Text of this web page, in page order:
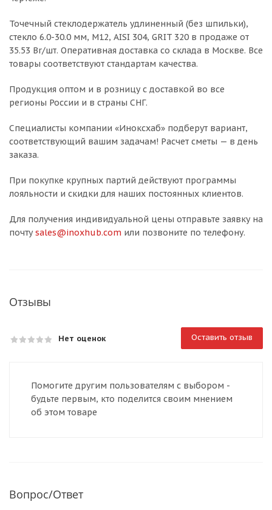
Точечный стеклодержатель удлиненный (без шпильки),
стекло 6.0-30.0 мм, М12, AISI 304, GRIT 320 в продаже от
35.53 Br/шт. Оперативная доставка со склада в Москве. Все
товары соответствуют стандартам качества.
Продукция оптом и в розницу с доставкой во все
регионы России и в страны СНГ.
Специалисты компании «Иноксхаб» подберут вариант,
соответствующий вашим задачам! Расчет сметы — в день
заказа.
При покупке крупных партий действуют программы
лояльности и скидки для наших постоянных клиентов.
Для получения индивидуальной цены отправьте заявку на
почтуsales@inoxhub.com или позвоните по телефону.
Отзывы
Нет оценок Оставить отзыв
Помогите другим пользователям с выбором -
будьте первым, кто поделится своим мнением
об этом товаре
Вопрос/Ответ